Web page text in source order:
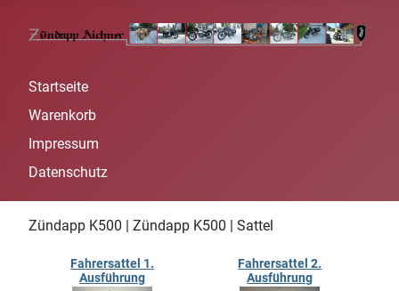
Startseite
Warenkorb
Impressum
Datenschutz
Zündapp K500 | Zündapp K500 | Sattel
Fahrersattel 1.
Ausführung
Fahrersattel 2.
Ausführung